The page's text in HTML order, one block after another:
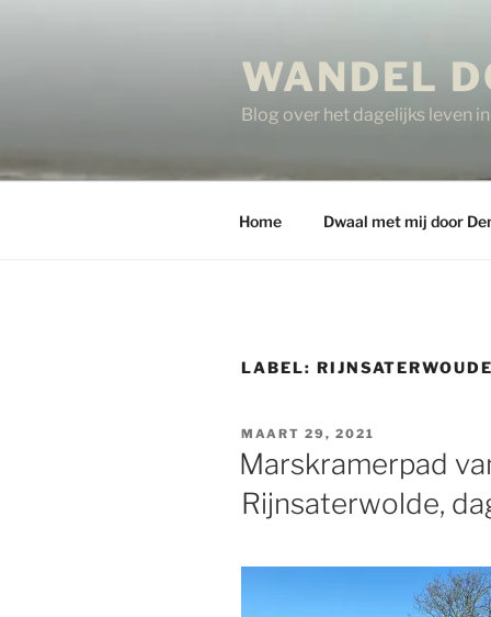
WANDEL
Blog over het dagelijks leven
Home Dwaal met mij door
LABEL: RIJNSATERWOUDE
GEPLAATST
OP
MAART 29, 2021
Marskramerpad
Rijnsaterwolde,